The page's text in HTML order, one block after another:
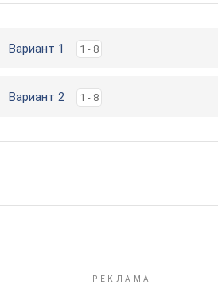
Вариант 1 1 - 8
Вариант 2 1 - 8